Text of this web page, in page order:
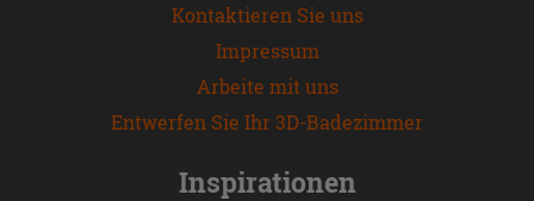
Kontaktieren Sie uns
Impressum
Arbeite mit uns
Entwerfen Sie Ihr 3D-Badezimmer
Inspirationen